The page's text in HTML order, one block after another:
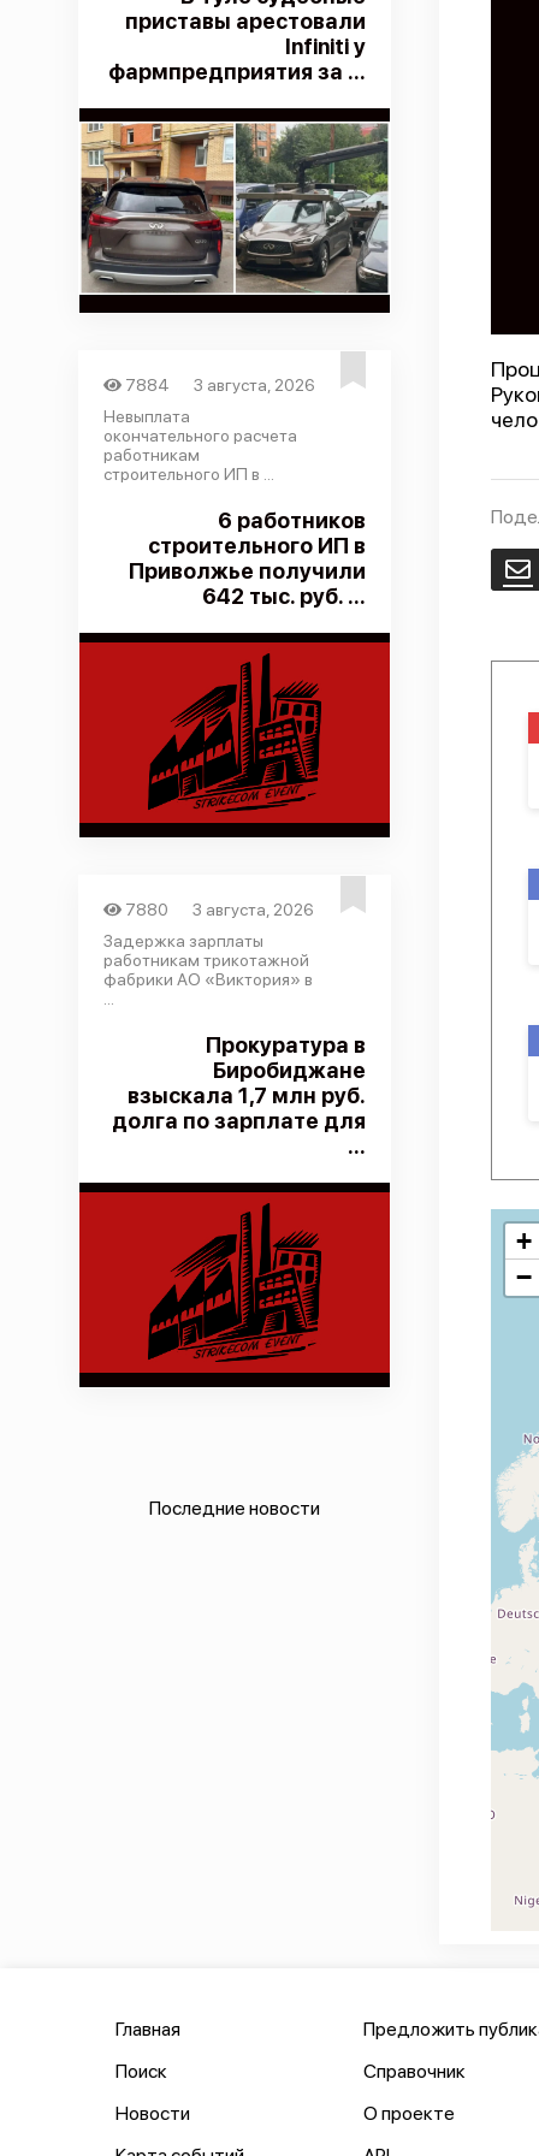
приставы арестовали
Infiniti у
фармпредприятия за ...
7884
3 августа, 2026
Невыплата
окончательного расчета
работникам
строительного ИП в ...
6 работников
строительного ИП в
Приволжье получили
642 тыс. руб. ...
7880
3 августа, 2026
Задержка зарплаты
работникам трикотажной
фабрики АО «Виктория» в
Прокуратура в
Биробиджане
взыскала 1,7 млн руб.
долга по зарплате для
...
Последние новости
+
−
Главная
Поиск
Новости
Предложить
Справочник
О проекте